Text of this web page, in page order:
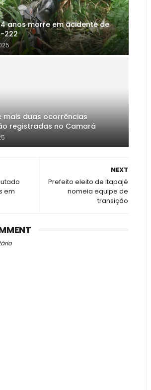
anos morre em acidente de
222
mais duas ocorrências
registradas no Camará
NEXT
Prefeito eleito de Itapajé
nomeia equipe de
transição
em